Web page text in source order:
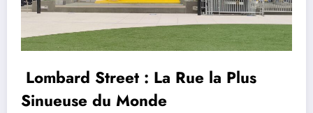
Lombard Street : La Rue la Plus
Sinueuse du Monde